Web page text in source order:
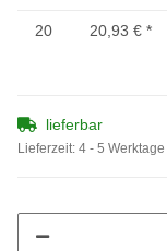
20 20,93 € *
lieferbar
Lieferzeit: 4 - 5 Werktage